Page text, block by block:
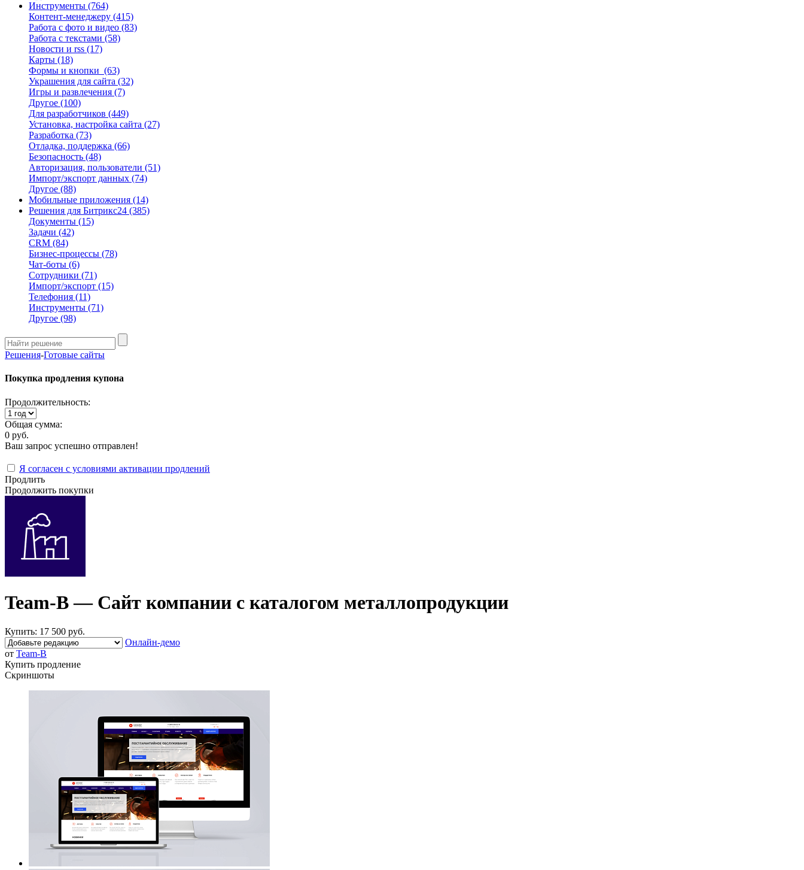
Инструменты (764)
Контент-менеджеру (415)
Работа с фото и видео (83)
Работа с текстами (58)
Новости и rss (17)
Карты (18)
Формы и кнопки (63)
Украшения для сайта (32)
Игры и развлечения (7)
Другое (100)
Для разработчиков (449)
Установка, настройка сайта (27)
Разработка (73)
Отладка, поддержка (66)
Безопасность (48)
Авторизация, пользователи (51)
Импорт/экспорт данных (74)
Другое (88)
Мобильные приложения (14)
Решения для Битрикс24 (385)
Документы (15)
Задачи (42)
CRM (84)
Бизнес-процессы (78)
Чат-боты (6)
Сотрудники (71)
Импорт/экспорт (15)
Телефония (11)
Инструменты (71)
Другое (98)
Решения-Готовые сайты
Покупка продления купона
Продолжительность:
Общая сумма:
0 руб.
Ваш запрос успешно отправлен!
Я согласен с условиями активации продлений
Продлить
Продолжить покупки
Team-B — Сайт компании с каталогом металлопродукции
Купить: 17 500 руб.
Онлайн-демо
от Team-B
Купить продление
Скриншоты